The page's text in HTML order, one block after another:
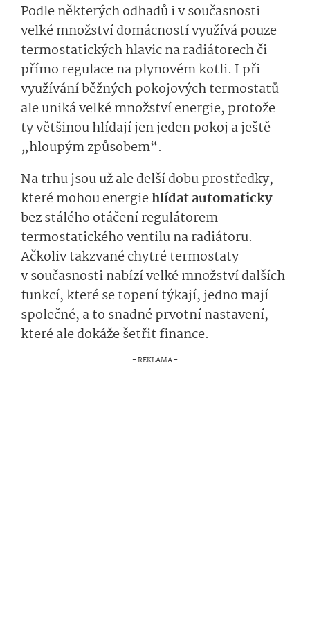
Podle některých odhadů i v současnosti
velké množství domácností využívá pouze
termostatických hlavic na radiátorech či
přímo regulace na plynovém kotli. I při
využívání běžných pokojových termostatů
ale uniká velké množství energie, protože
ty většinou hlídají jen jeden pokoj a ještě
„hloupým způsobem“.
Na trhu jsou už ale delší dobu prostředky,
které mohou energiehlídat automaticky
bez stálého otáčení regulátorem
termostatického ventilu na radiátoru.
Ačkoliv takzvané chytré termostaty
v současnosti nabízí velké množství dalších
funkcí, které se topení týkají, jedno mají
společné, a to snadné prvotní nastavení,
které ale dokáže šetřit finance.